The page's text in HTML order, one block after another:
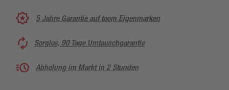
5 Jahre Garantie auf toom Eigenmarken
Sorglos, 90 Tage Umtauschgarantie
Abholung im Markt in 2 Stunden